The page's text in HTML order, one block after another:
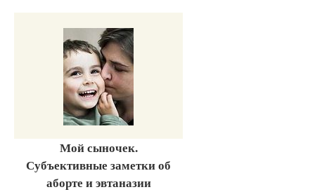
Мой сыночек.
Субъективные заметки об
аборте и эвтаназии